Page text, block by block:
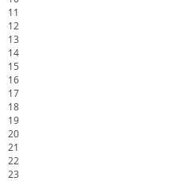
11
12
13
14
15
16
17
18
19
20
21
22
23